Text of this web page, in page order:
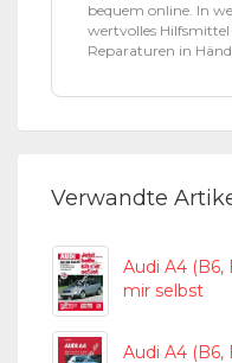
bequem online. In
wertvolles
Reparaturen in
Verwandte
Audi A4 (B6,
mir selbst
Audi A4